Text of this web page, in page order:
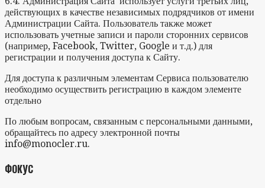
действующих в качестве независимых подрядчиков от имени
Администрации Сайта. Пользователь также может
использовать учетные записи и пароли сторонних сервисов
(например, Facebook, Twitter, Google и т.д.) для
регистрации и получения доступа к Сайту.
Для доступа к различным элементам Сервиса пользователю
необходимо осуществить регистрацию в каждом элементе
отдельно
По любым вопросам, связанным с персональными данными,
обращайтесь по адресу электронной почты
info@monocler.ru.
ФОКУС